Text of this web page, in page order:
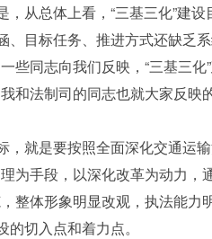
总体上看，“三基三化”建设
、目标任务、推进方式还缺乏
同志向我们反映，“三基三化
和法制司的同志也就大家反映
就是要按照全面深化交通运
为手段，以深化改革为动力，
整体形象明显改观，执法能力
切入点和着力点。